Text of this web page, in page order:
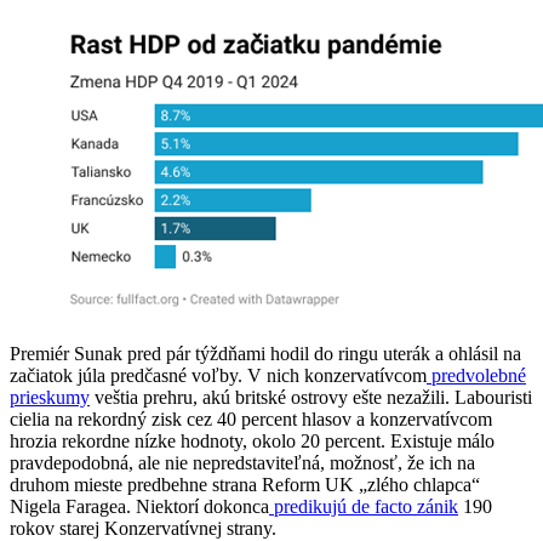
Premiér Sunak pred pár týždňami hodil do ringu uterák a ohlásil na
začiatok júla predčasné voľby. V nich konzervatívcom predvolebné
prieskumy veštia prehru, akú britské ostrovy ešte nezažili. Labouristi
cielia na rekordný zisk cez 40 percent hlasov a konzervatívcom
hrozia rekordne nízke hodnoty, okolo 20 percent. Existuje málo
pravdepodobná, ale nie nepredstaviteľná, možnosť, že ich na
druhom mieste predbehne strana Reform UK „zlého chlapca“
Nigela Faragea. Niektorí dokonca predikujú de facto zánik 190
rokov starej Konzervatívnej strany.